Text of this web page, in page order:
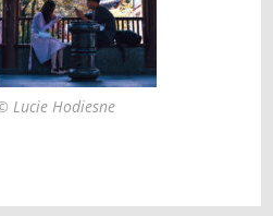
Lucie Hodiesne